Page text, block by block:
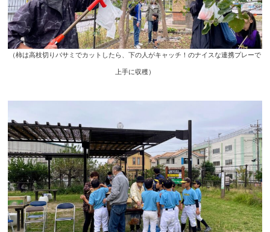
（柿は高枝切りバサミでカットしたら、下の人がキャッチ！のナイスな連携プレーで
上手に収穫）